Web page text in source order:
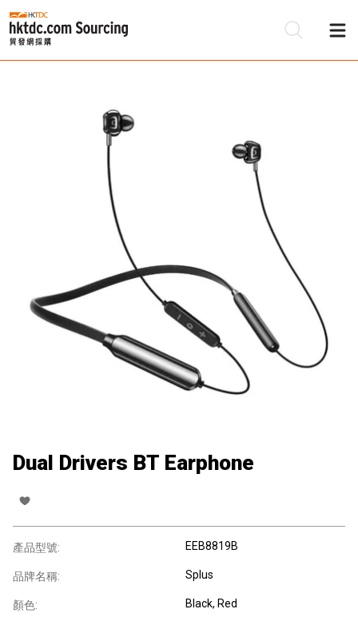
Dual Drivers BT Earphone
產品型號: EEB8819B
品牌名稱: Splus
顏色: Black, Red